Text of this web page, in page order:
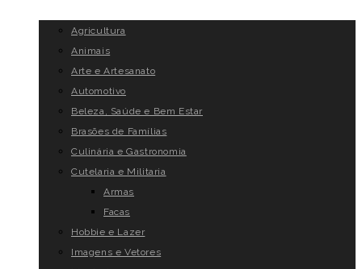
Agricultura
Animais
Arte e Artesanato
Automotivo
Beleza, Saúde e Bem Estar
Brasões de Famílias
Culinária e Gastronomia
Cutelaria e Militaria
Armas
Facas
Hobbie e Lazer
Imagens e Vetores